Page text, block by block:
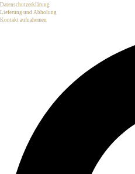
Datenschutzerklärung
Lieferung und Abholung
Kontakt aufnahemen